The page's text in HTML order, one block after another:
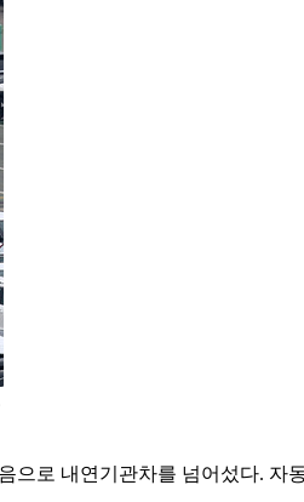
로 내연기관차를 넘어섰다. 자